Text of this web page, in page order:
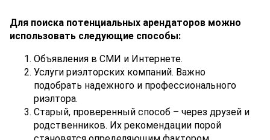
Для поиска потенциальных арендаторов можно
использовать следующие способы:
Объявления в СМИ и Интернете.
Услуги риэлторских компаний. Важно
подобрать надежного и профессионального
риэлтора.
Старый, проверенный способ – через друзей и
родственников. Их рекомендации порой